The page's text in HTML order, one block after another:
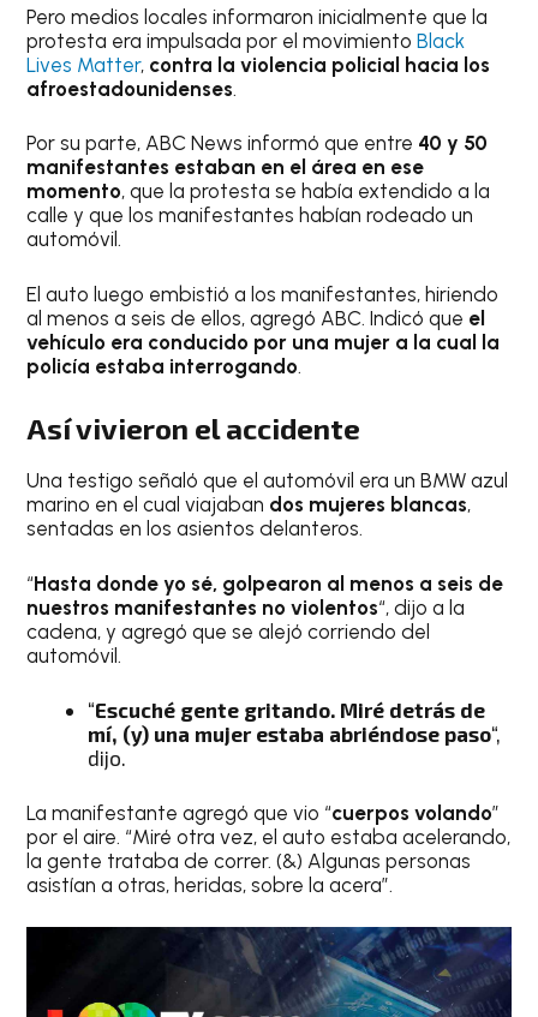
Pero medios locales informaron inicialmente que la
protesta era impulsada por el movimientoBlack
Lives Matter, contra la violencia policial hacia los
afroestadounidenses.
Por su parte, ABC News informó que entre 40 y 50
manifestantes estaban en el área en ese
momento, que la protesta se había extendido a la
calle y que los manifestantes habían rodeado un
automóvil.
El auto luego embistió a los manifestantes, hiriendo
al menos a seis de ellos, agregó ABC. Indicó que el
vehículo era conducido por una mujer a la cual la
policía estaba interrogando.
Así vivieron el accidente
Una testigo señaló que el automóvil era un BMW azul
marino en el cual viajaban dos mujeres blancas,
sentadas en los asientos delanteros.
“Hasta donde yo sé, golpearon al menos a seis de
nuestros manifestantes no violentos“, dijo a la
cadena, y agregó que se alejó corriendo del
automóvil.
“Escuché gente gritando. Miré detrás de
mí, (y) una mujer estaba abriéndose paso“,
dijo.
La manifestante agregó que vio “cuerpos volando”
por el aire. “Miré otra vez, el auto estaba acelerando,
la gente trataba de correr. (&) Algunas personas
asistían a otras, heridas, sobre la acera”.